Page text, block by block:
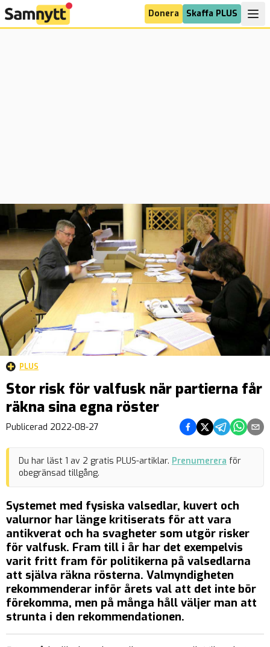
Donera Skaffa PLUS
PLUS
Stor risk för valfusk när partierna får
räkna sina egna röster
Publicerad 2022-08-27 Dela på Facebook
Dela på Twitter
Dela påDela på
Dela
Du har läst 1 av 2 gratis PLUS-artiklar. Prenumerera för
obegränsad tillgång.
Systemet med fysiska valsedlar, kuvert och
valurnor har länge kritiserats för att vara
antikverat och ha svagheter som utgör risker
för valfusk. Fram till i år har det exempelvis
varit fritt fram för politikerna på valsedlarna
att själva räkna rösterna. Valmyndigheten
rekommenderar inför årets val att det inte bör
förekomma, men på många håll väljer man att
strunta i den rekommendationen.